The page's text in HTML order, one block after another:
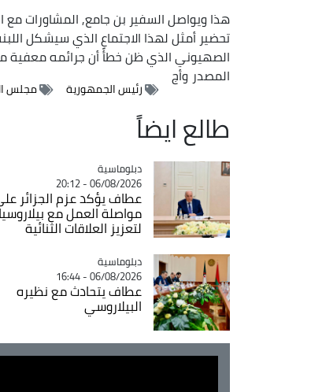
هذا ويواصل السفير بن جامع, المشاورات
تحضير أمثل لهذا الاجتماع الذي سيشكل
الصهيوني الذي ظن خطأً أن جرائمه معفية
المصدر وأج
رئيس الجمهورية مجلس
طالع ايضاً
Catégorie
دبلوماسية
06/08/2026 - 20:12
عطاف يؤكد عزم الجزائر
مواصلة العمل مع
لتعزيز العلاقات الثنائية
Catégorie
دبلوماسية
06/08/2026 - 16:44
عطاف يتحادث مع نظيره
البيلاروسي